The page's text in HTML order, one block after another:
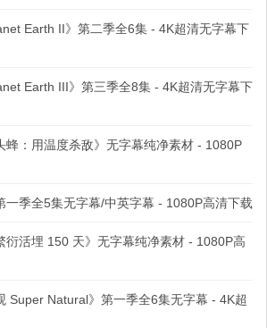
Earth II》第二季全6集 - 4K超清无字幕下
Earth III》第三季全8集 - 4K超清无字幕下
蜂：用温度杀敌》无字幕纯净素材 - 1080P
一季全5集无字幕/中英字幕 - 1080P高清下载
衍活埋 150 天》无字幕纯净素材 - 1080P高
Super Natural》第一季全6集无字幕 - 4K超